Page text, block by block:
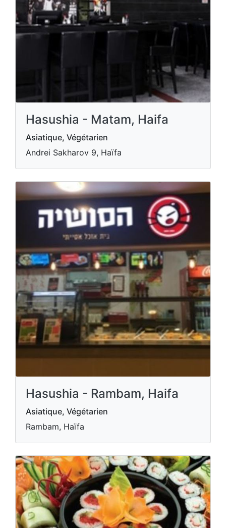
Hasushia - Matam, Haifa
Asiatique, Végétarien
Andrei Sakharov 9, Haïfa
Hasushia - Rambam, Haifa
Asiatique, Végétarien
Rambam, Haïfa